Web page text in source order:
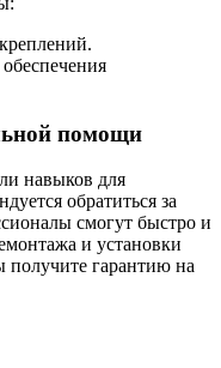
помощи
навыков для
обратиться за
смогут быстро и
и установки
получите гарантию на